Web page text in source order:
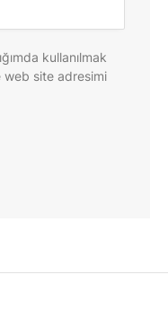
kullanılmak
web site adresimi